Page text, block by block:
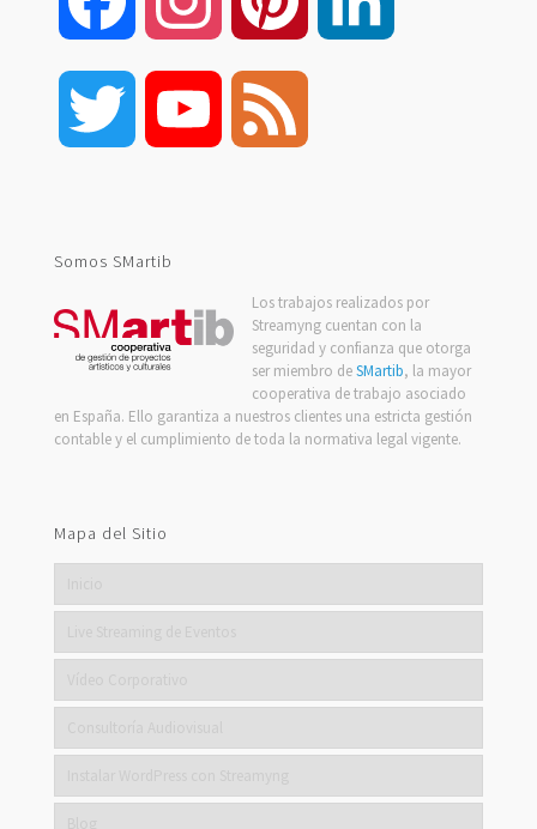
Twitter YouTube
Somos SMartib
Los trabajos realizados por
Streamyng cuentan con la
seguridad y confianza que otorga
ser miembro deSMartib, la mayor
cooperativa de trabajo asociado
en España. Ello garantiza a nuestros clientes una estricta gestión
contable y el cumplimiento de toda la normativa legal vigente.
Mapa del Sitio